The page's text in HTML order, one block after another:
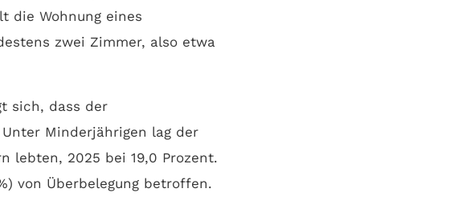
die Wohnung eines
zwei Zimmer, also etwa
sich, dass der
Minderjährigen lag der
lebten, 2025 bei 19,0 Prozent.
von Überbelegung betroffen.